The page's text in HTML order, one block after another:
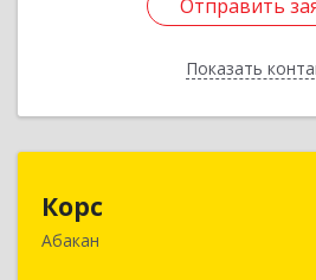
Отправить
Показать
Отправить
Назад
Корс
Абакан
655017, Хакасия Респ,